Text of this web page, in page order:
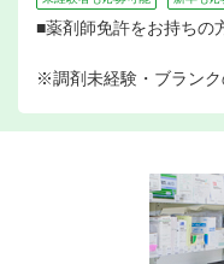
■薬剤師免許をお持ちの
※調剤未経験・ブランク